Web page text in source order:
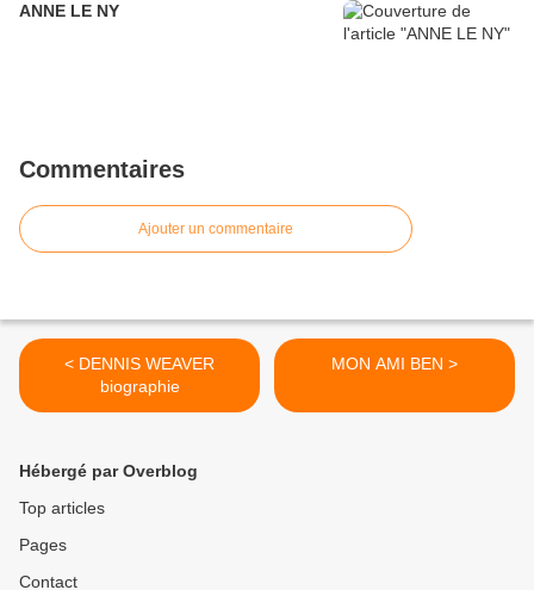
ANNE LE NY
Commentaires
Ajouter un commentaire
< DENNIS WEAVER
biographie
MON AMI BEN >
Hébergé par Overblog
Top articles
Pages
Contact